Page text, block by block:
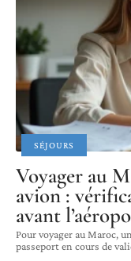
SÉJOURS
Voyager au
avion :
avant
Pour voyager au Maroc,
passeport en cours de